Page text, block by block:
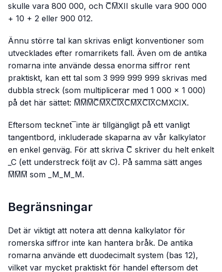
skulle vara 800 000, och C̅M̅XII skulle vara 900 000
+ 10 + 2 eller 900 012.
Ännu större tal kan skrivas enligt konventioner som
utvecklades efter romarrikets fall. Även om de antika
romarna inte använde dessa enorma siffror rent
praktiskt, kan ett tal som 3 999 999 999 skrivas med
dubbla streck (som multiplicerar med 1 000 × 1 000)
på det här sättet: M̿M̿M̿C̿M̿X̿C̿I̿X̿C̅M̅X̅C̅I̅X̅CMXCIX.
Eftersom tecknet ̅ inte är tillgängligt på ett vanligt
tangentbord, inkluderade skaparna av vår kalkylator
en enkel genväg. För att skriva C̅ skriver du helt enkelt
_C (ett understreck följt av C). På samma sätt anges
M̅M̅M̅ som
_M_M_M.
Begränsningar
Det är viktigt att notera att denna kalkylator för
romerska siffror inte kan hantera bråk. De antika
romarna använde ett duodecimalt system (bas 12),
vilket var mycket praktiskt för handel eftersom det